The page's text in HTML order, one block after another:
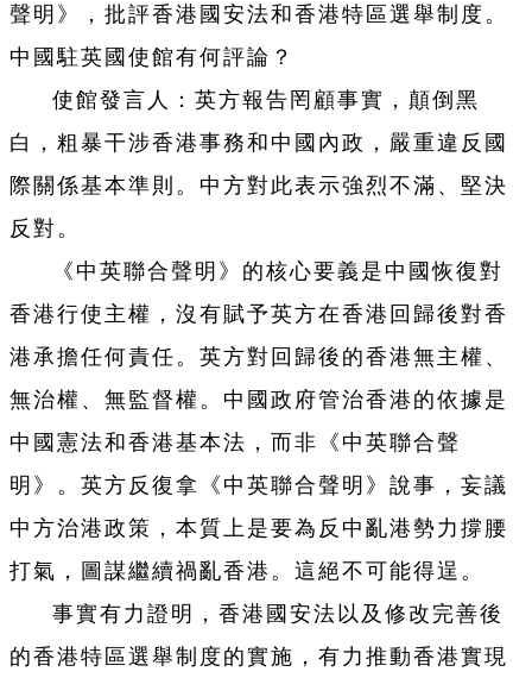
聲明》，批評香港國安法和香港特區選舉制度。
中國駐英國使館有何評論？
使館發言人：英方報告罔顧事實，顛倒黑
白，粗暴干涉香港事務和中國內政，嚴重違反國
際關係基本準則。中方對此表示強烈不滿、堅決
反對。
《中英聯合聲明》的核心要義是中國恢復對
香港行使主權，沒有賦予英方在香港回歸後對香
港承擔任何責任。英方對回歸後的香港無主權、
無治權、無監督權。中國政府管治香港的依據是
中國憲法和香港基本法，而非《中英聯合聲
明》。英方反復拿《中英聯合聲明》說事，妄議
中方治港政策，本質上是要為反中亂港勢力撐腰
打氣，圖謀繼續禍亂香港。這絕不可能得逞。
事實有力證明，香港國安法以及修改完善後
的香港特區選舉制度的實施，有力推動香港實現